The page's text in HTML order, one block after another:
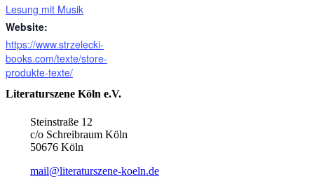
Lesung mit Musik
Website:
https://www.strzelecki-
books.com/texte/store-
produkte-texte/
Literaturszene Köln e.V.
Steinstraße 12
c/o Schreibraum Köln
50676 Köln
mail@literaturszene-koeln.de